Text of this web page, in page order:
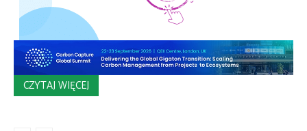
CZYTAJ WIĘCEJ